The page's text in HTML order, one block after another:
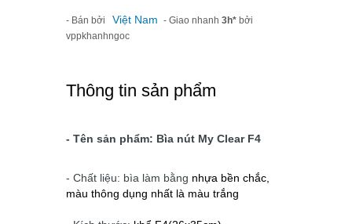
- Bán bởi Việt Nam - Giao nhanh 3h* bởi
vppkhanhngoc
Thông tin sản phẩm
- Tên sản phẩm: Bìa nút My Clear F4
- Chất liệu: bìa làm bằng nhựa bền chắc,
màu thông dụng nhất là màu trắng